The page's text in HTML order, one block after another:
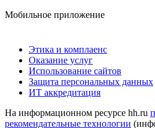
Мобильное приложение
Этика и комплаенс
Оказание услуг
Использование сайтов
Защита персональных данных
ИТ аккредитация
На информационном ресурсе hh.ru
рекомендательные технологии